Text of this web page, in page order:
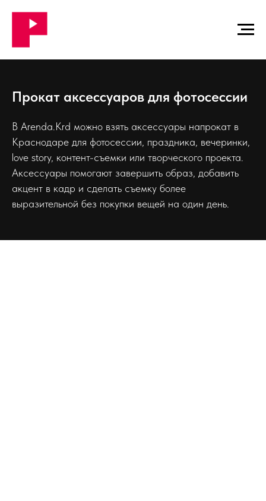
Прокат аксессуаров для фотосессии
В Arenda.Krd можно взять аксессуары напрокат в
Краснодаре для фотосессии, праздника, вечеринки,
love story, контент-съемки или творческого проекта.
Аксессуары помогают завершить образ, добавить
акцент в кадр и сделать съемку более
выразительной без покупки вещей на один день.